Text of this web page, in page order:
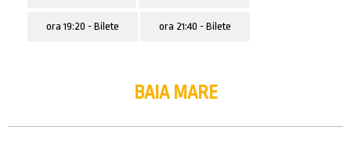
ora 19:20 - Bilete ora 21:40 - Bilete
BAIA MARE